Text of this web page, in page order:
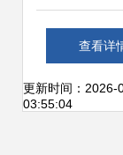
与流程详解
互联网销售
查看详
更新时间：2026-
03:55:04